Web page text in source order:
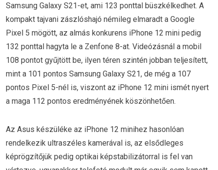
Samsung Galaxy S21-et, ami 123 ponttal büszkélkedhet. A
kompakt tajvani zászlóshajó némileg elmaradt a Google
Pixel 5 mögött, az almás konkurens iPhone 12 mini pedig
132 ponttal hagyta le a Zenfone 8-at. Videózásnál a mobil
108 pontot gyűjtött be, ilyen téren szintén jobban teljesített,
mint a 101 pontos Samsung Galaxy S21, de még a 107
pontos Pixel 5-nél is, viszont az iPhone 12 mini ismét nyert
a maga 112 pontos eredményének köszönhetően.
Az Asus készüléke az iPhone 12 minihez hasonlóan
rendelkezik ultraszéles kamerával is, az elsődleges
képrögzítőjük pedig optikai képstabilizátorral is fel van